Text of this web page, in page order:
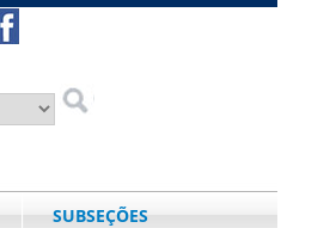
SUBSEÇÕES